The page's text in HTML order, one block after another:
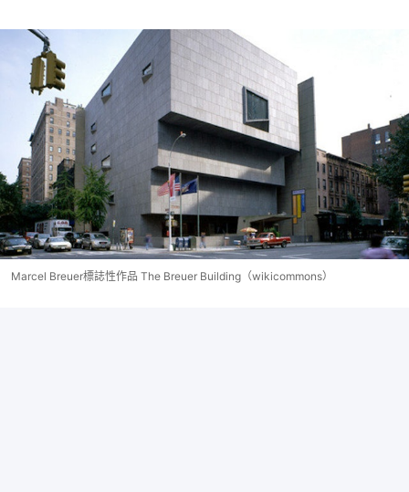
Marcel Breuer標誌性作品 The Breuer Building（wikicommons）